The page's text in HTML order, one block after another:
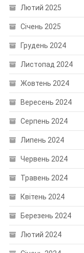
Лютий 2025
Січень 2025
Грудень 2024
Листопад 2024
Жовтень 2024
Вересень 2024
Серпень 2024
Липень 2024
Червень 2024
Травень 2024
Квітень 2024
Березень 2024
Лютий 2024